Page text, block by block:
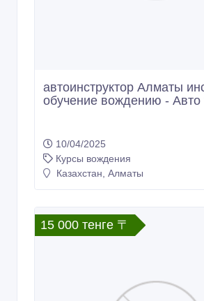
автоинструктор Алматы
обучение вождению - Авто
10/04/2025
Курсы вождения
Казахстан, Алматы
15 000 тенге 〒